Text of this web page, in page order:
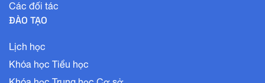
Các đối tác
ĐÀO TẠO
Lịch học
Khóa học Tiểu học